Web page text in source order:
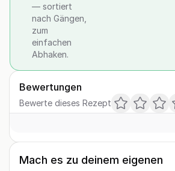
— sortiert
nach Gängen,
zum
einfachen
Abhaken.
Bewertungen
Bewerte dieses Rezept
Mach es zu deinem eigenen